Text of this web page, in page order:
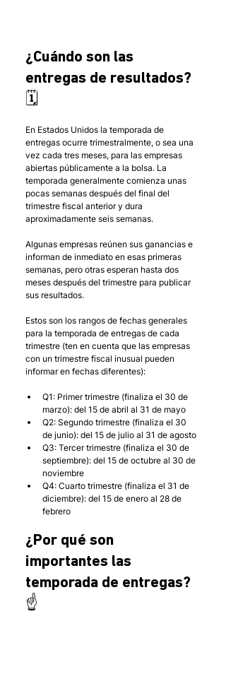
¿Cuándo son las
entregas de resultados?
🗓
En Estados Unidos la temporada de
entregas ocurre trimestralmente, o sea una
vez cada tres meses, para las empresas
abiertas públicamente a la bolsa. La
temporada generalmente comienza unas
pocas semanas después del final del
trimestre fiscal anterior y dura
aproximadamente seis semanas.
Algunas empresas reúnen sus ganancias e
informan de inmediato en esas primeras
semanas, pero otras esperan hasta dos
meses después del trimestre para publicar
sus resultados.
Estos son los rangos de fechas generales
para la temporada de entregas de cada
trimestre (ten en cuenta que las empresas
con un trimestre fiscal inusual pueden
informar en fechas diferentes):
Q1: Primer trimestre (finaliza el 30 de
marzo): del 15 de abril al 31 de mayo
Q2: Segundo trimestre (finaliza el 30
de junio): del 15 de julio al 31 de agosto
Q3: Tercer trimestre (finaliza el 30 de
septiembre): del 15 de octubre al 30 de
noviembre
Q4: Cuarto trimestre (finaliza el 31 de
diciembre): del 15 de enero al 28 de
febrero
¿Por qué son
importantes las
temporada de entregas?
☝️